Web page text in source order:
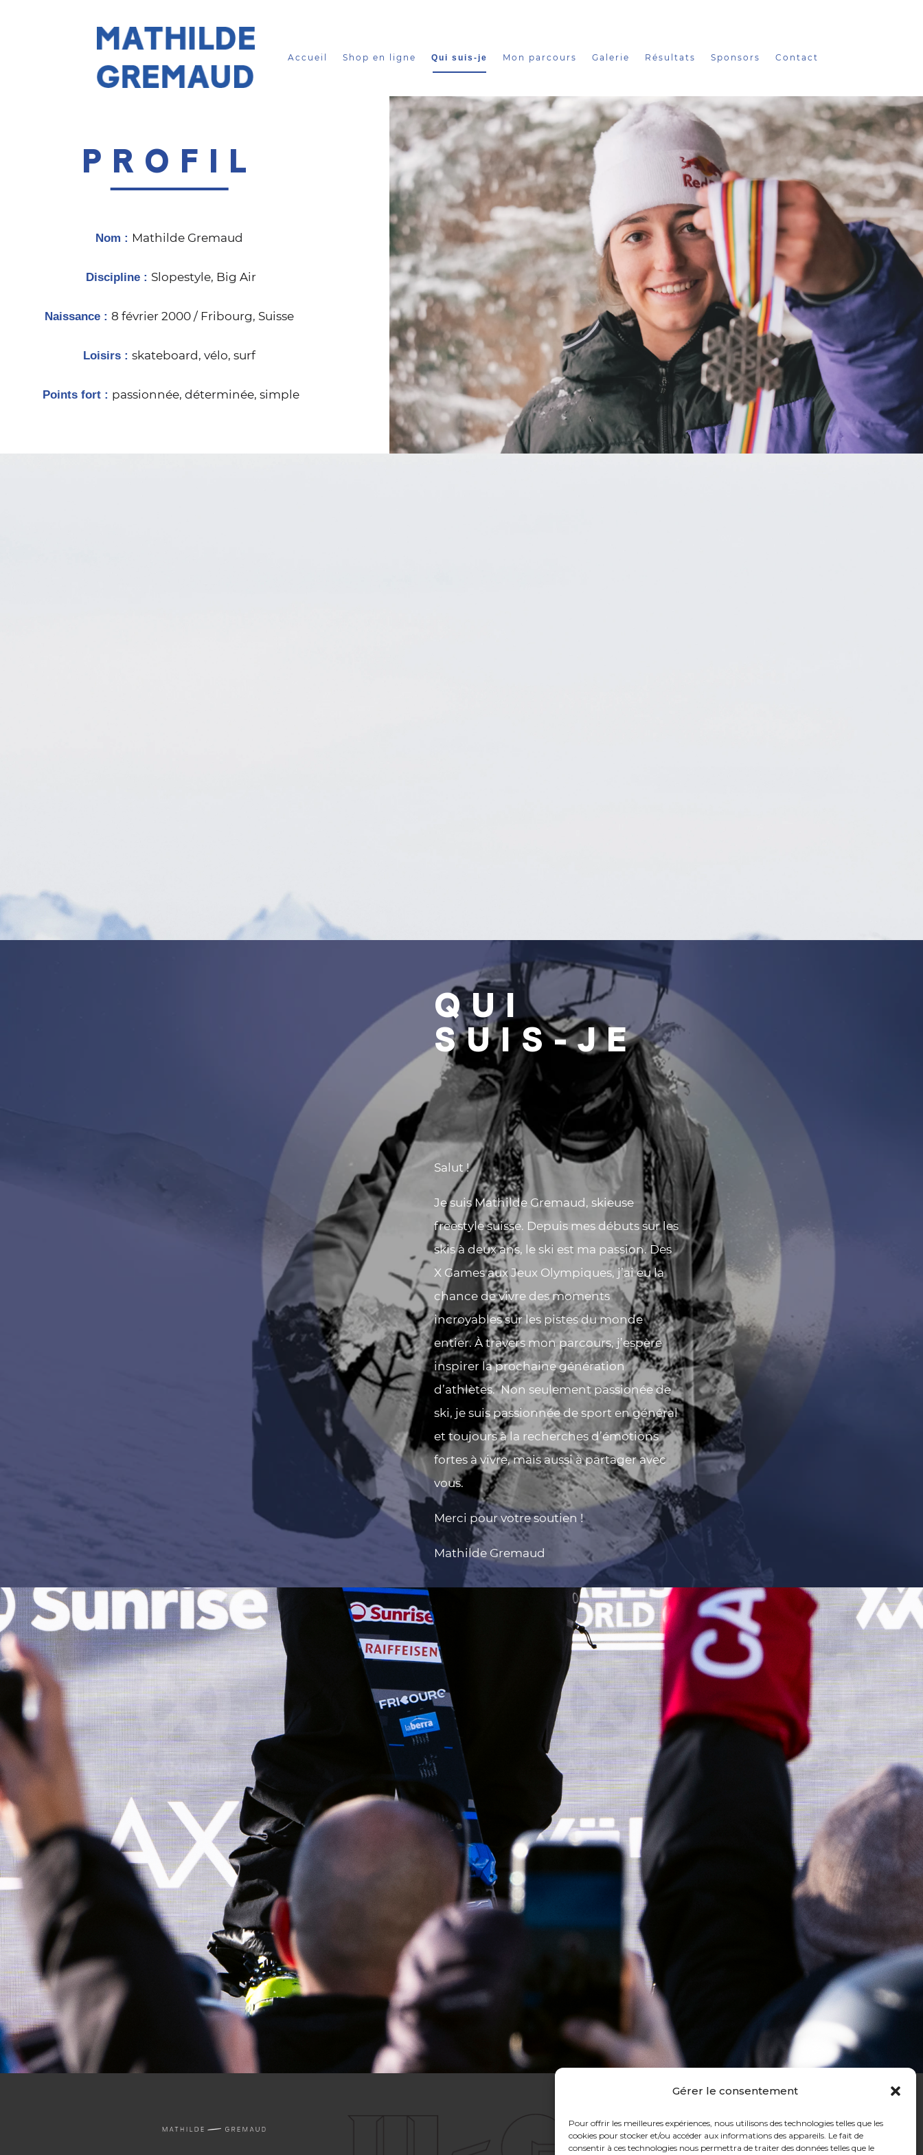
Gérer le consentement
Pour offrir les meilleures expériences, nous utilisons des technologies telles que les
cookies pour stocker et/ou accéder aux informations des appareils. Le fait de
consentir à ces technologies nous permettra de traiter des données telles que le
Accueil Shop en ligne Qui suis-je Mon parcours Galerie Résultats Sponsors Contact
PROFIL
Nom : Mathilde Gremaud
Discipline : Slopestyle, Big Air
Naissance : 8 février 2000 / Fribourg, Suisse
Loisirs : skateboard, vélo, surf
Points fort : passionnée, déterminée, simple
QUI
SUIS-JE
Salut !
Je suis Mathilde Gremaud, skieuse
freestyle suisse. Depuis mes débuts sur les
skis à deux ans, le ski est ma passion. Des
X Games aux Jeux Olympiques, j’ai eu la
chance de vivre des moments
incroyables sur les pistes du monde
entier. À travers mon parcours, j’espère
inspirer la prochaine génération
d’athlètes. Non seulement passionée de
ski, je suis passionnée de sport en général
et toujours à la recherches d’émotions
fortes à vivre, mais aussi à partager avec
vous.
Merci pour votre soutien !
Mathilde Gremaud
UK Replica Watches